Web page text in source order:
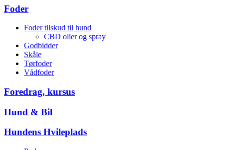
Foder
Foder tilskud til hund
CBD olier og spray
Godbidder
Skåle
Tørfoder
Vådfoder
Foredrag, kursus
Hund & Bil
Hundens Hvileplads